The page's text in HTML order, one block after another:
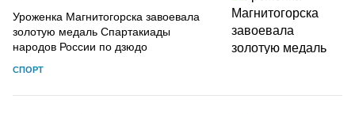
Уроженка Магнитогорска завоевала
золотую медаль Спартакиады
народов России по дзюдо
СПОРТ